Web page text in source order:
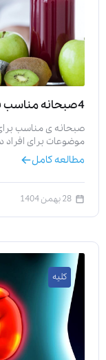
4صبحانه مناسب برای سنگ کلیه
صبحانه ی مناسب
موضوعات برای افراد
مطالعه کامل
28 بهمن 1404
کلیه